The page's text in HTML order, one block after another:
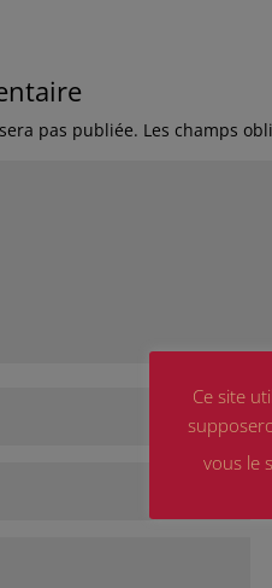
pas publiée. Les champs
Ce site
vous le